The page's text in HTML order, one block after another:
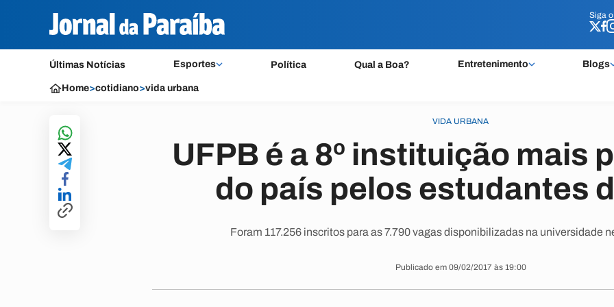
Siga o
Últimas Notícias Esportes Política Qual a Boa? Entretenimento Blogs
Siga o
Home>cotidiano>vida urbana
VIDA URBANA
UFPB é a 8º instituição mais
do país pelos estudantes
Foram 117.256 inscritos para as 7.790 vagas disponibilizadas na universidade
Publicado em 09/02/2017 às 19:00